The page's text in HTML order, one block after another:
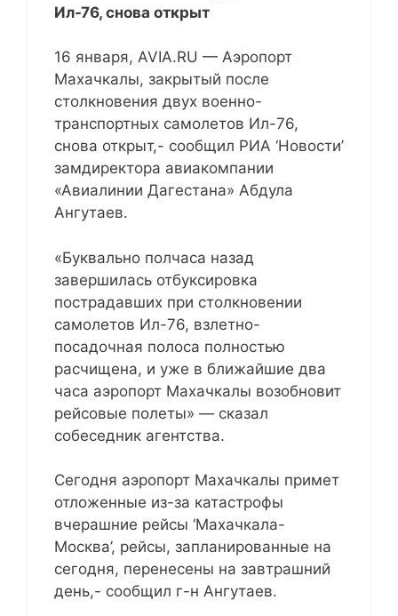
Ил-76, снова открыт
16 января, AVIA.RU — Аэропорт
Махачкалы, закрытый после
столкновения двух военно-
транспортных самолетов Ил-76,
снова открыт,- сообщил РИА ‘Новости’
замдиректора авиакомпании
«Авиалинии Дагестана» Абдула
Ангутаев.
«Буквально полчаса назад
завершилась отбуксировка
пострадавших при столкновении
самолетов Ил-76, взлетно-
посадочная полоса полностью
расчищена, и уже в ближайшие два
часа аэропорт Махачкалы возобновит
рейсовые полеты» — сказал
собеседник агентства.
Сегодня аэропорт Махачкалы примет
отложенные из-за катастрофы
вчерашние рейсы ‘Махачкала-
Москва’, рейсы, запланированные на
сегодня, перенесены на завтрашний
день,- сообщил г-н Ангутаев.